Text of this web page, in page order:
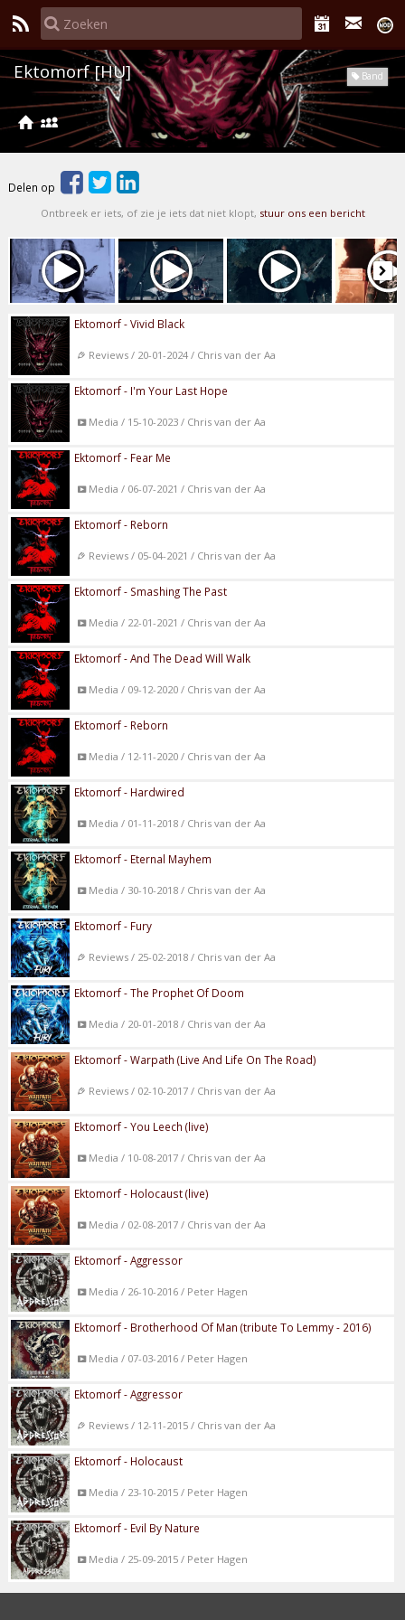
Band
Ektomorf [HU]
Delen op
Ontbreek er iets, of zie je iets dat niet klopt, stuur ons een bericht
Ektomorf - Vivid Black
Reviews / 20-01-2024 / Chris van der Aa
Ektomorf - I'm Your Last Hope
Media / 15-10-2023 / Chris van der Aa
Ektomorf - Fear Me
Media / 06-07-2021 / Chris van der Aa
Ektomorf - Reborn
Reviews / 05-04-2021 / Chris van der Aa
Ektomorf - Smashing The Past
Media / 22-01-2021 / Chris van der Aa
Ektomorf - And The Dead Will Walk
Media / 09-12-2020 / Chris van der Aa
Ektomorf - Reborn
Media / 12-11-2020 / Chris van der Aa
Ektomorf - Hardwired
Media / 01-11-2018 / Chris van der Aa
Ektomorf - Eternal Mayhem
Media / 30-10-2018 / Chris van der Aa
Ektomorf - Fury
Reviews / 25-02-2018 / Chris van der Aa
Ektomorf - The Prophet Of Doom
Media / 20-01-2018 / Chris van der Aa
Ektomorf - Warpath (Live And Life On The Road)
Reviews / 02-10-2017 / Chris van der Aa
Ektomorf - You Leech (live)
Media / 10-08-2017 / Chris van der Aa
Ektomorf - Holocaust (live)
Media / 02-08-2017 / Chris van der Aa
Ektomorf - Aggressor
Media / 26-10-2016 / Peter Hagen
Ektomorf - Brotherhood Of Man (tribute To Lemmy - 2016)
Media / 07-03-2016 / Peter Hagen
Ektomorf - Aggressor
Reviews / 12-11-2015 / Chris van der Aa
Ektomorf - Holocaust
Media / 23-10-2015 / Peter Hagen
Ektomorf - Evil By Nature
Media / 25-09-2015 / Peter Hagen